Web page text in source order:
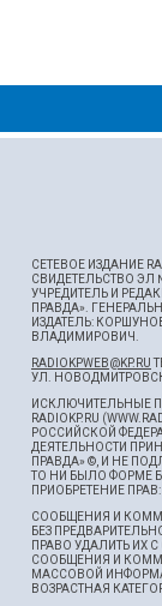
СЕТЕВОЕ ИЗДАНИЕ
СВИДЕТЕЛЬСТВО ЭЛ
УЧРЕДИТЕЛЬ И
ПРАВДА».
ИЗДАТЕЛЬ:
ВЛАДИМИРОВИЧ.
RADIOKPWEB@KP.RU
УЛ.
ИСКЛЮЧИТЕЛЬНЫЕ
RADIOKP.RU
РОССИЙСКОЙ
ДЕЯТЕЛЬНОСТИ
ПРАВДА» ©, И НЕ
ТО НИ БЫЛО ФОРМЕ
ПРИОБРЕТЕНИЕ ПРАВ:
СООБЩЕНИЯ И
БЕЗ
ПРАВО УДАЛИТЬ ИХ
СООБЩЕНИЯ И
МАССОВОЙ
ВОЗРАСТНАЯ